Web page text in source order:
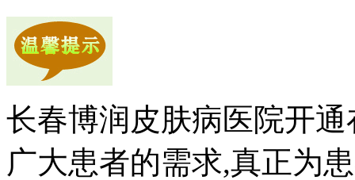
长春博润皮肤病医院开
广大患者的需求,真正为